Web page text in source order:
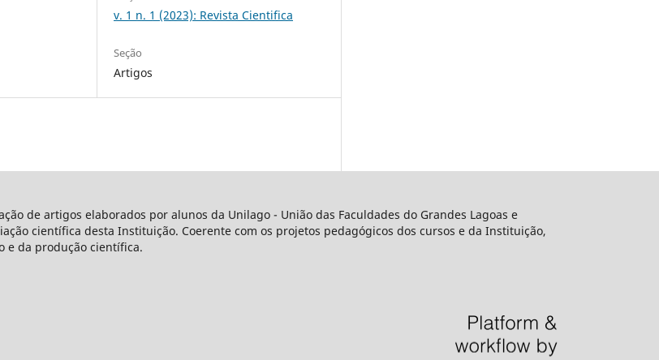
v. 1 n. 1 (2023): Revista Cientifica
Seção
Artigos
de artigos elaborados por alunos da Unilago - União das Faculdades do Grandes Lagoas e
científica desta Instituição. Coerente com os projetos pedagógicos dos cursos e da Instituição,
e da produção científica.